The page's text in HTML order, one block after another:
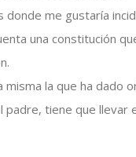
me gustaría
una constitución
la que ha dado
tiene que llevar